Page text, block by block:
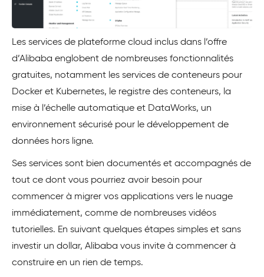
Les services de plateforme cloud inclus dans l’offre
d’Alibaba englobent de nombreuses fonctionnalités
gratuites, notamment les services de conteneurs pour
Docker et Kubernetes, le registre des conteneurs, la
mise à l’échelle automatique et DataWorks, un
environnement sécurisé pour le développement de
données hors ligne.
Ses services sont bien documentés et accompagnés de
tout ce dont vous pourriez avoir besoin pour
commencer à migrer vos applications vers le nuage
immédiatement, comme de nombreuses vidéos
tutorielles. En suivant quelques étapes simples et sans
investir un dollar, Alibaba vous invite à commencer à
construire en un rien de temps.